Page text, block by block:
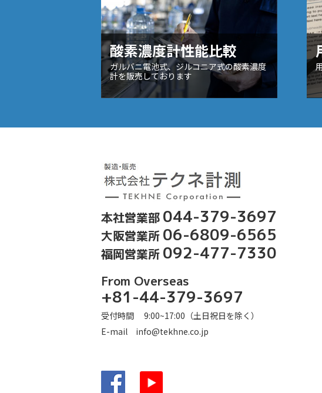
酸素濃度計性能比較
ガルバニ電池式、ジルコニア式の酸素濃度
計を販売しております
露点計、酸素
本社営業部 044-379-3697
大阪営業所 06-6809-6565
福岡営業所 092-477-7330
From Overseas
+81-44-379-3697
受付時間 9:00~17:00（土日祝日を除く）
E-mail info@tekhne.co.jp
Facebook